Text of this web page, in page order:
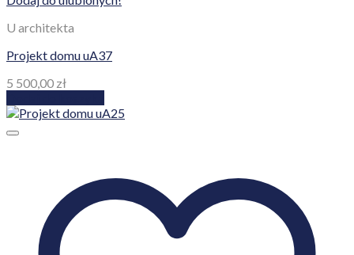
U architekta
Projekt domu uA37
5 500,00 zł